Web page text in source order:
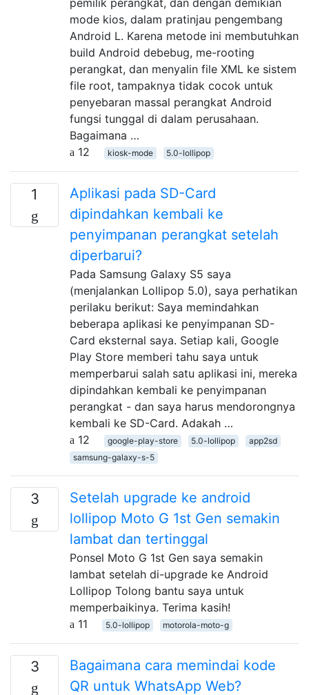
mode kios, dalam pratinjau pengembang
Android L. Karena metode ini membutuhkan
build Android debebug, me-rooting
perangkat, dan menyalin file XML ke sistem
file root, tampaknya tidak cocok untuk
penyebaran massal perangkat Android
fungsi tunggal di dalam perusahaan.
Bagaimana …
12
kiosk-mode 5.0-lollipop
1
Aplikasi pada SD-Card
dipindahkan kembali ke
penyimpanan perangkat setelah
diperbarui?
Pada Samsung Galaxy S5 saya
(menjalankan Lollipop 5.0), saya perhatikan
perilaku berikut: Saya memindahkan
beberapa aplikasi ke penyimpanan SD-
Card eksternal saya. Setiap kali, Google
Play Store memberi tahu saya untuk
memperbarui salah satu aplikasi ini, mereka
dipindahkan kembali ke penyimpanan
perangkat - dan saya harus mendorongnya
kembali ke SD-Card. Adakah …
12
google-play-store 5.0-lollipop
app2sd
samsung-galaxy-s-5
3
Setelah upgrade ke android
lollipop Moto G 1st Gen semakin
lambat dan tertinggal
Ponsel Moto G 1st Gen saya semakin
lambat setelah di-upgrade ke Android
Lollipop Tolong bantu saya untuk
memperbaikinya. Terima kasih!
11
5.0-lollipop motorola-moto-g
3
Bagaimana cara memindai kode
QR untuk WhatsApp Web?